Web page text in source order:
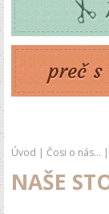
preč
Úvod | Čosi o nás... |
NAŠE